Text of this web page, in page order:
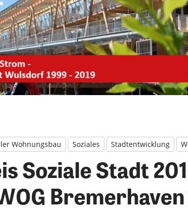
Wohnungsbau Soziales Stadtentwicklung
Soziale Stadt